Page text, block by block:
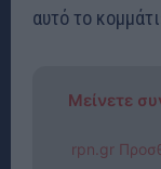
αυτό το
Μείνετε
rpn.gr